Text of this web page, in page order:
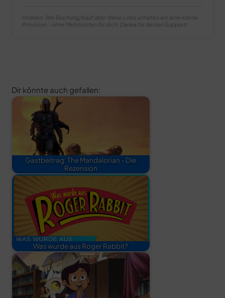
Hinweis: Bei Buchung/Kauf über diese Links erhalten wir eine kleine
Provision – ohne Mehrkosten für dich. Danke für deinen Support!
Dir könnte auch gefallen:
Gastbeitrag: The Mandalorian - Die
Rezension
Was wurde aus Roger Rabbit?